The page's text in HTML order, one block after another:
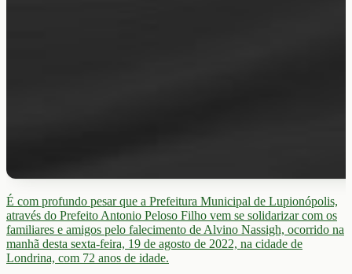
É com profundo pesar que a Prefeitura Municipal de Lupionópolis,
através do Prefeito Antonio Peloso Filho vem se solidarizar com os
familiares e amigos pelo falecimento de Alvino Nassigh, ocorrido na
manhã desta sexta-feira, 19 de agosto de 2022, na cidade de
Londrina, com 72 anos de idade.